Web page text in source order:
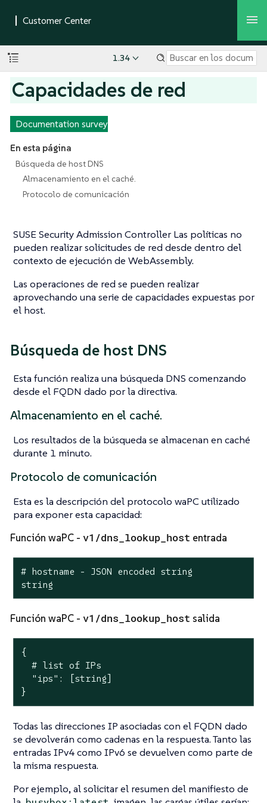
1.34
Capacidades de red
Documentation survey
En esta página
Búsqueda de host DNS
Almacenamiento en el caché.
Protocolo de comunicación
SUSE Security Admission Controller Las políticas no
pueden realizar solicitudes de red desde dentro del
contexto de ejecución de WebAssembly.
Las operaciones de red se pueden realizar
aprovechando una serie de capacidades expuestas por
el host.
Búsqueda de host DNS
Esta función realiza una búsqueda DNS comenzando
desde el FQDN dado por la directiva.
Almacenamiento en el caché.
Los resultados de la búsqueda se almacenan en caché
durante 1 minuto.
Protocolo de comunicación
Esta es la descripción del protocolo waPC utilizado
para exponer esta capacidad:
Función waPC - v1/dns_lookup_host entrada
# hostname - JSON encoded string
string
Función waPC - v1/dns_lookup_host salida
{
  # list of IPs
  "ips": [string]
}
Todas las direcciones IP asociadas con el FQDN dado
se devolverán como cadenas en la respuesta. Tanto las
entradas IPv4 como IPv6 se devuelven como parte de
la misma respuesta.
Por ejemplo, al solicitar el resumen del manifiesto de